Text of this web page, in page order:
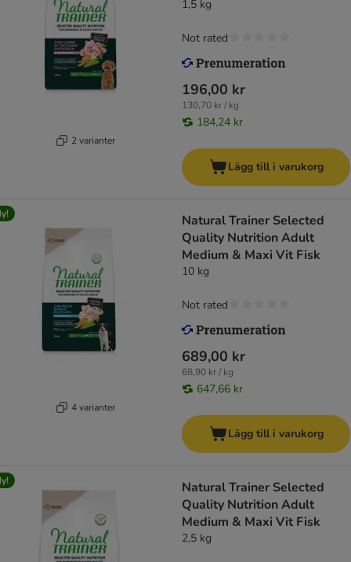
2 varianter
1,5 kg
196,00 kr
130,70 kr / kg
184,24 kr
Not rated
Lägg till i varukorg
4 varianter
Natural Trainer Selected
Quality Nutrition Adult
Medium & Maxi Vit Fisk
10 kg
689,00 kr
68,90 kr / kg
647,66 kr
Not rated
Lägg till i varukorg
Natural Trainer Selected
Quality Nutrition Adult
Medium & Maxi Vit Fisk
2,5 kg